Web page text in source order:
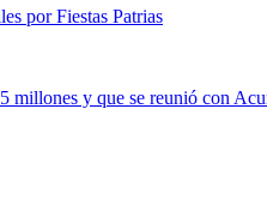
por Fiestas Patrias
millones y que se reunió con